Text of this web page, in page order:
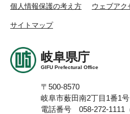
個人情報保護の考え方 ウェブアク
サイトマップ
岐阜県庁
GIFU Prefectural Office
〒500-8570
岐阜市薮田南2丁目1番1号
電話番号 058-272-1111